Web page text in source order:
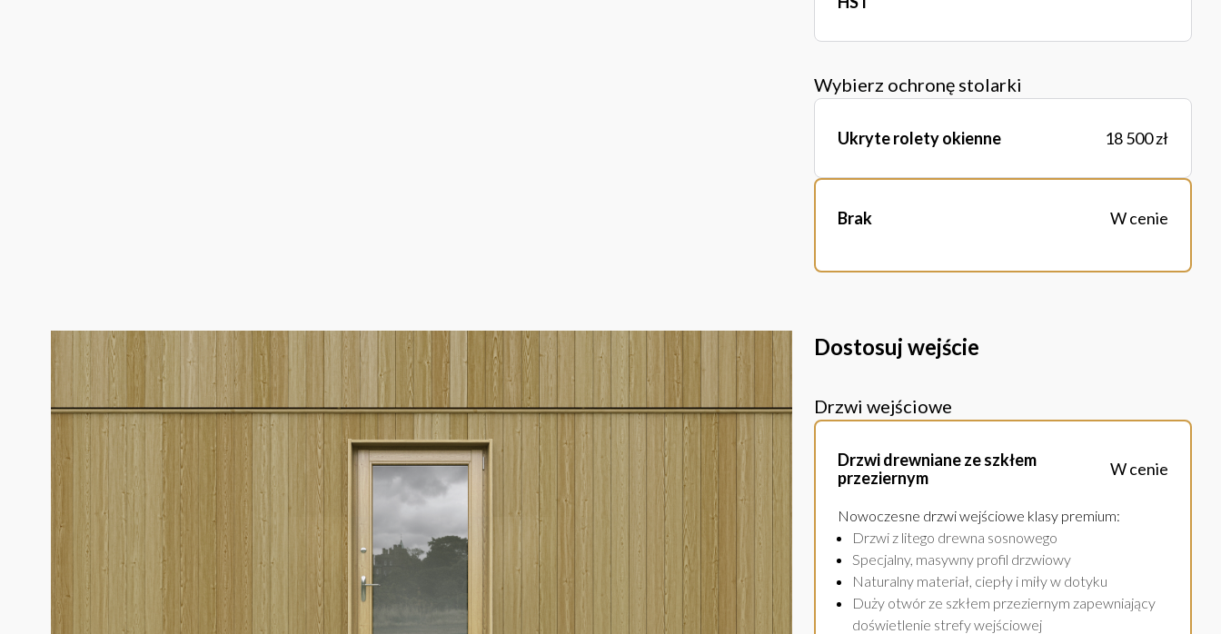
Wybierz ochronę stolarki
Ukryte rolety okienne 18 500 zł
Brak W cenie
Dostosuj wejście
Drzwi wejściowe
Drzwi drewniane ze szkłem
przeziernym
W cenie
Nowoczesne drzwi wejściowe klasy premium:
Drzwi z litego drewna sosnowego
Specjalny, masywny profil drzwiowy
Naturalny materiał, ciepły i miły w dotyku
Duży otwór ze szkłem przeziernym zapewniający
doświetlenie strefy wejściowej